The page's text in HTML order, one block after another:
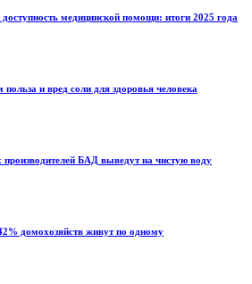
медицинской помощи: итоги 2025 года
и вред соли для здоровья человека
БАД выведут на чистую воду
домохозяйств живут по одному